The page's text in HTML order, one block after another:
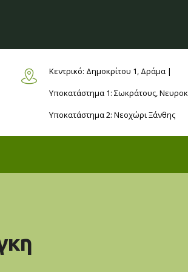
Κεντρικό: Δημοκρίτου 1, Δράμα |
Υποκατάστημα 1: Σωκράτους,
Υποκατάστημα 2: ΝεοχώριΞάνθης